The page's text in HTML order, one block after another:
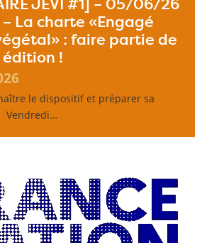
– La charte «Engagé
: faire partie de
!
le dispositif et préparer sa
Vendredi…